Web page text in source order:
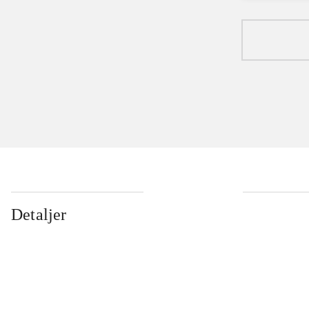
Detaljer